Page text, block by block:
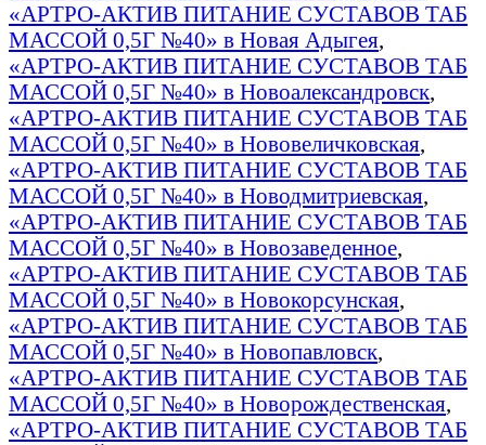
«АРТРО-АКТИВ ПИТАНИЕ СУСТАВОВ ТАБ
МАССОЙ 0,5Г №40» в Новая Адыгея,
«АРТРО-АКТИВ ПИТАНИЕ СУСТАВОВ ТАБ
МАССОЙ 0,5Г №40» в Новоалександровск,
«АРТРО-АКТИВ ПИТАНИЕ СУСТАВОВ ТАБ
МАССОЙ 0,5Г №40» в Нововеличковская,
«АРТРО-АКТИВ ПИТАНИЕ СУСТАВОВ ТАБ
МАССОЙ 0,5Г №40» в Новодмитриевская,
«АРТРО-АКТИВ ПИТАНИЕ СУСТАВОВ ТАБ
МАССОЙ 0,5Г №40» в Новозаведенное,
«АРТРО-АКТИВ ПИТАНИЕ СУСТАВОВ ТАБ
МАССОЙ 0,5Г №40» в Новокорсунская,
«АРТРО-АКТИВ ПИТАНИЕ СУСТАВОВ ТАБ
МАССОЙ 0,5Г №40» в Новопавловск,
«АРТРО-АКТИВ ПИТАНИЕ СУСТАВОВ ТАБ
МАССОЙ 0,5Г №40» в Новорождественская,
«АРТРО-АКТИВ ПИТАНИЕ СУСТАВОВ ТАБ